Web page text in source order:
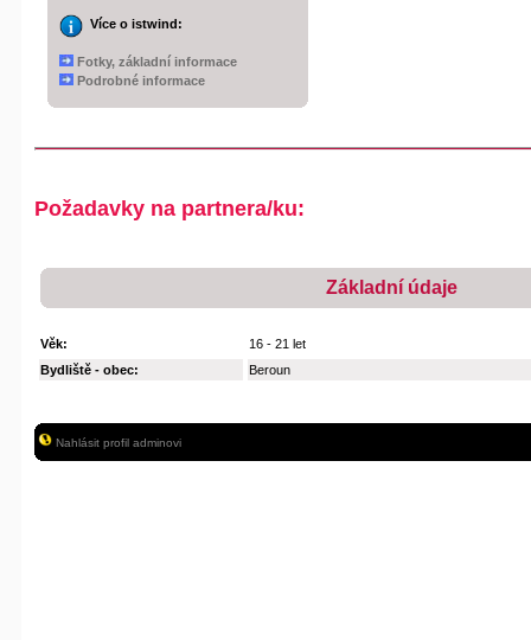
Více o istwind:
Fotky, základní informace
Podrobné informace
Požadavky na partnera/ku:
Základní údaje
Věk:
16 - 21 let
Bydliště - obec:
Beroun
Nahlásit profil adminovi